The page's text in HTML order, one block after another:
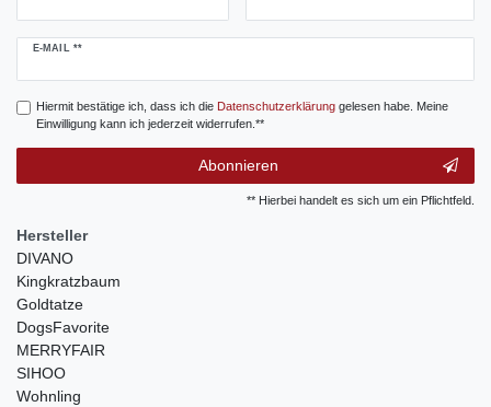
E-MAIL **
Newsletter
Hiermit bestätige ich, dass ich die Daten­schutz­erklärunggelesen habe. Meine
Einwilligung kann ich jederzeit widerrufen.**
Abonnieren
** Hierbei handelt es sich um ein Pflichtfeld.
Hersteller
DIVANO
Kingkratzbaum
Goldtatze
DogsFavorite
MERRYFAIR
SIHOO
Wohnling